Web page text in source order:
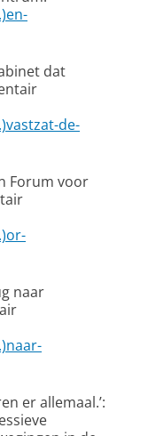
dat
de-
Forum voor
naar
er allemaal.’: